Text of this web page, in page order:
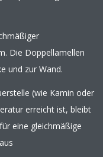
Die Doppellamellen
und zur Wand.
(wie Kamin oder
erreicht ist, bleibt
eine gleichmäßige